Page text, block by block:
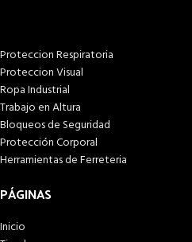
Proteccion Respiratoria
Proteccion Visual
Ropa Industrial
Trabajo en Altura
Bloqueos de Seguridad
Protección Corporal
Herramientas de Ferreteria
PÁGINAS
Inicio